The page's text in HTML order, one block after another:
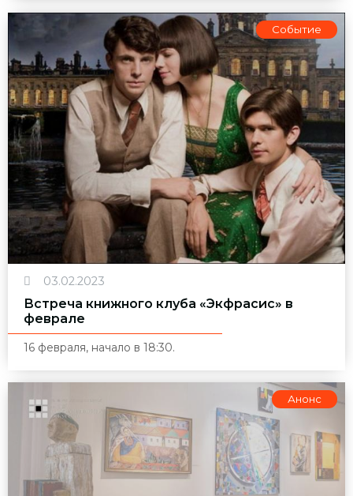
Событие
03.02.2023
Встреча книжного клуба «Экфрасис» в
феврале
16 февраля, начало в 18:30.
Анонс